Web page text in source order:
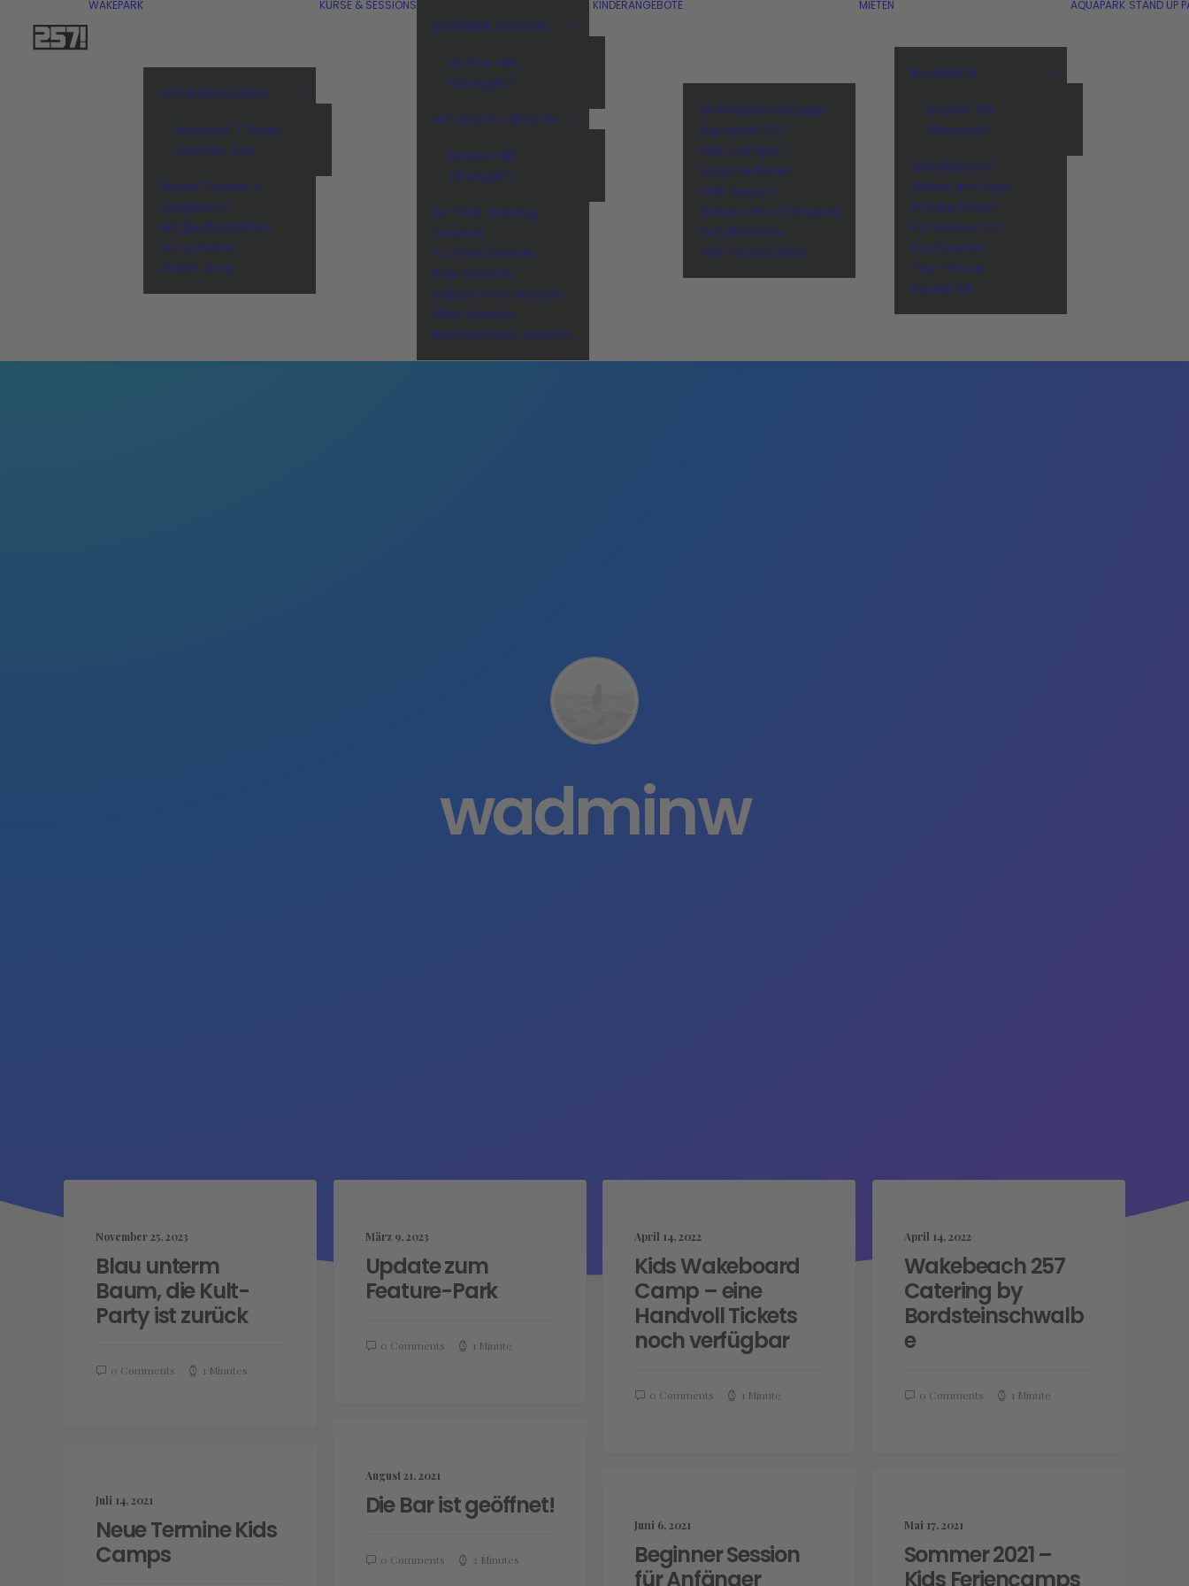
WAKEPARK
ÖFFNUNGSZEITEN
Nächste 7 Tage
Ganzes Jahr
Preise Tickets &
Equipment
Mitgliedschaften
Gutscheine
Ticket Shop
KURSE & SESSIONS
BEGINNER SESSION
Großer Lift
Übungslift
ADVANCED SESSION
Großer Lift
Übungslift
Air Trick Training
Session
Coffee Session
Kids Session
Happy Hour Session
Girls Session
Banana Boot Session
KINDERANGEBOTE
Kindergeburtstage
Aquapark 257
Kids Camps –
Sommerferien
Kids Session
Banana Boot Session
Schulklassen
Kids Food & BBQ
MIETEN
BAHNMIETE
Großer Lift
Übungslift
Schulklassen
Grillen am Lago
Private Feiern
Firmenevents
Hochzeiten
Tiny-House
Aquapark
AQUAPARK STAND UP
wadminw
November 25, 2023
Blau unterm
Baum, die Kult-
Party ist zurück
0 Comments 1 Minutes
März 9, 2023
Update zum
Feature-Park
0 Comments 1 Minute
April 14, 2022
Kids Wakeboard
Camp – eine
Handvoll Tickets
noch verfügbar
0 Comments 1 Minute
April 14, 2022
Wakebeach 257
Catering by
Bordsteinschwalb
e
0 Comments 1 Minute
August 21, 2021
Die Bar ist geöffnet!
0 Comments 2 Minutes
Juli 14, 2021
Neue Termine Kids
Camps
Juni 6, 2021
Beginner Session
für Anfänger
Mai 17, 2021
Sommer 2021 –
Kids Feriencamps